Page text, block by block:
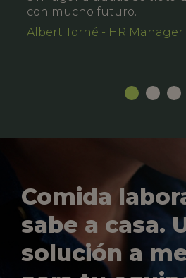
con mucho futuro."
Albert Torné - HR Manager
Comida
sabe a casa.
solución a